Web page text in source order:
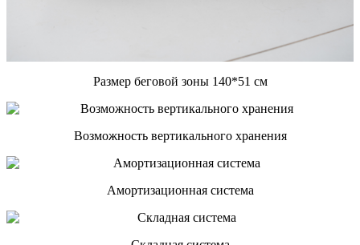
Размер беговой зоны 140*51 см
Возможность вертикального хранения
Амортизационная система